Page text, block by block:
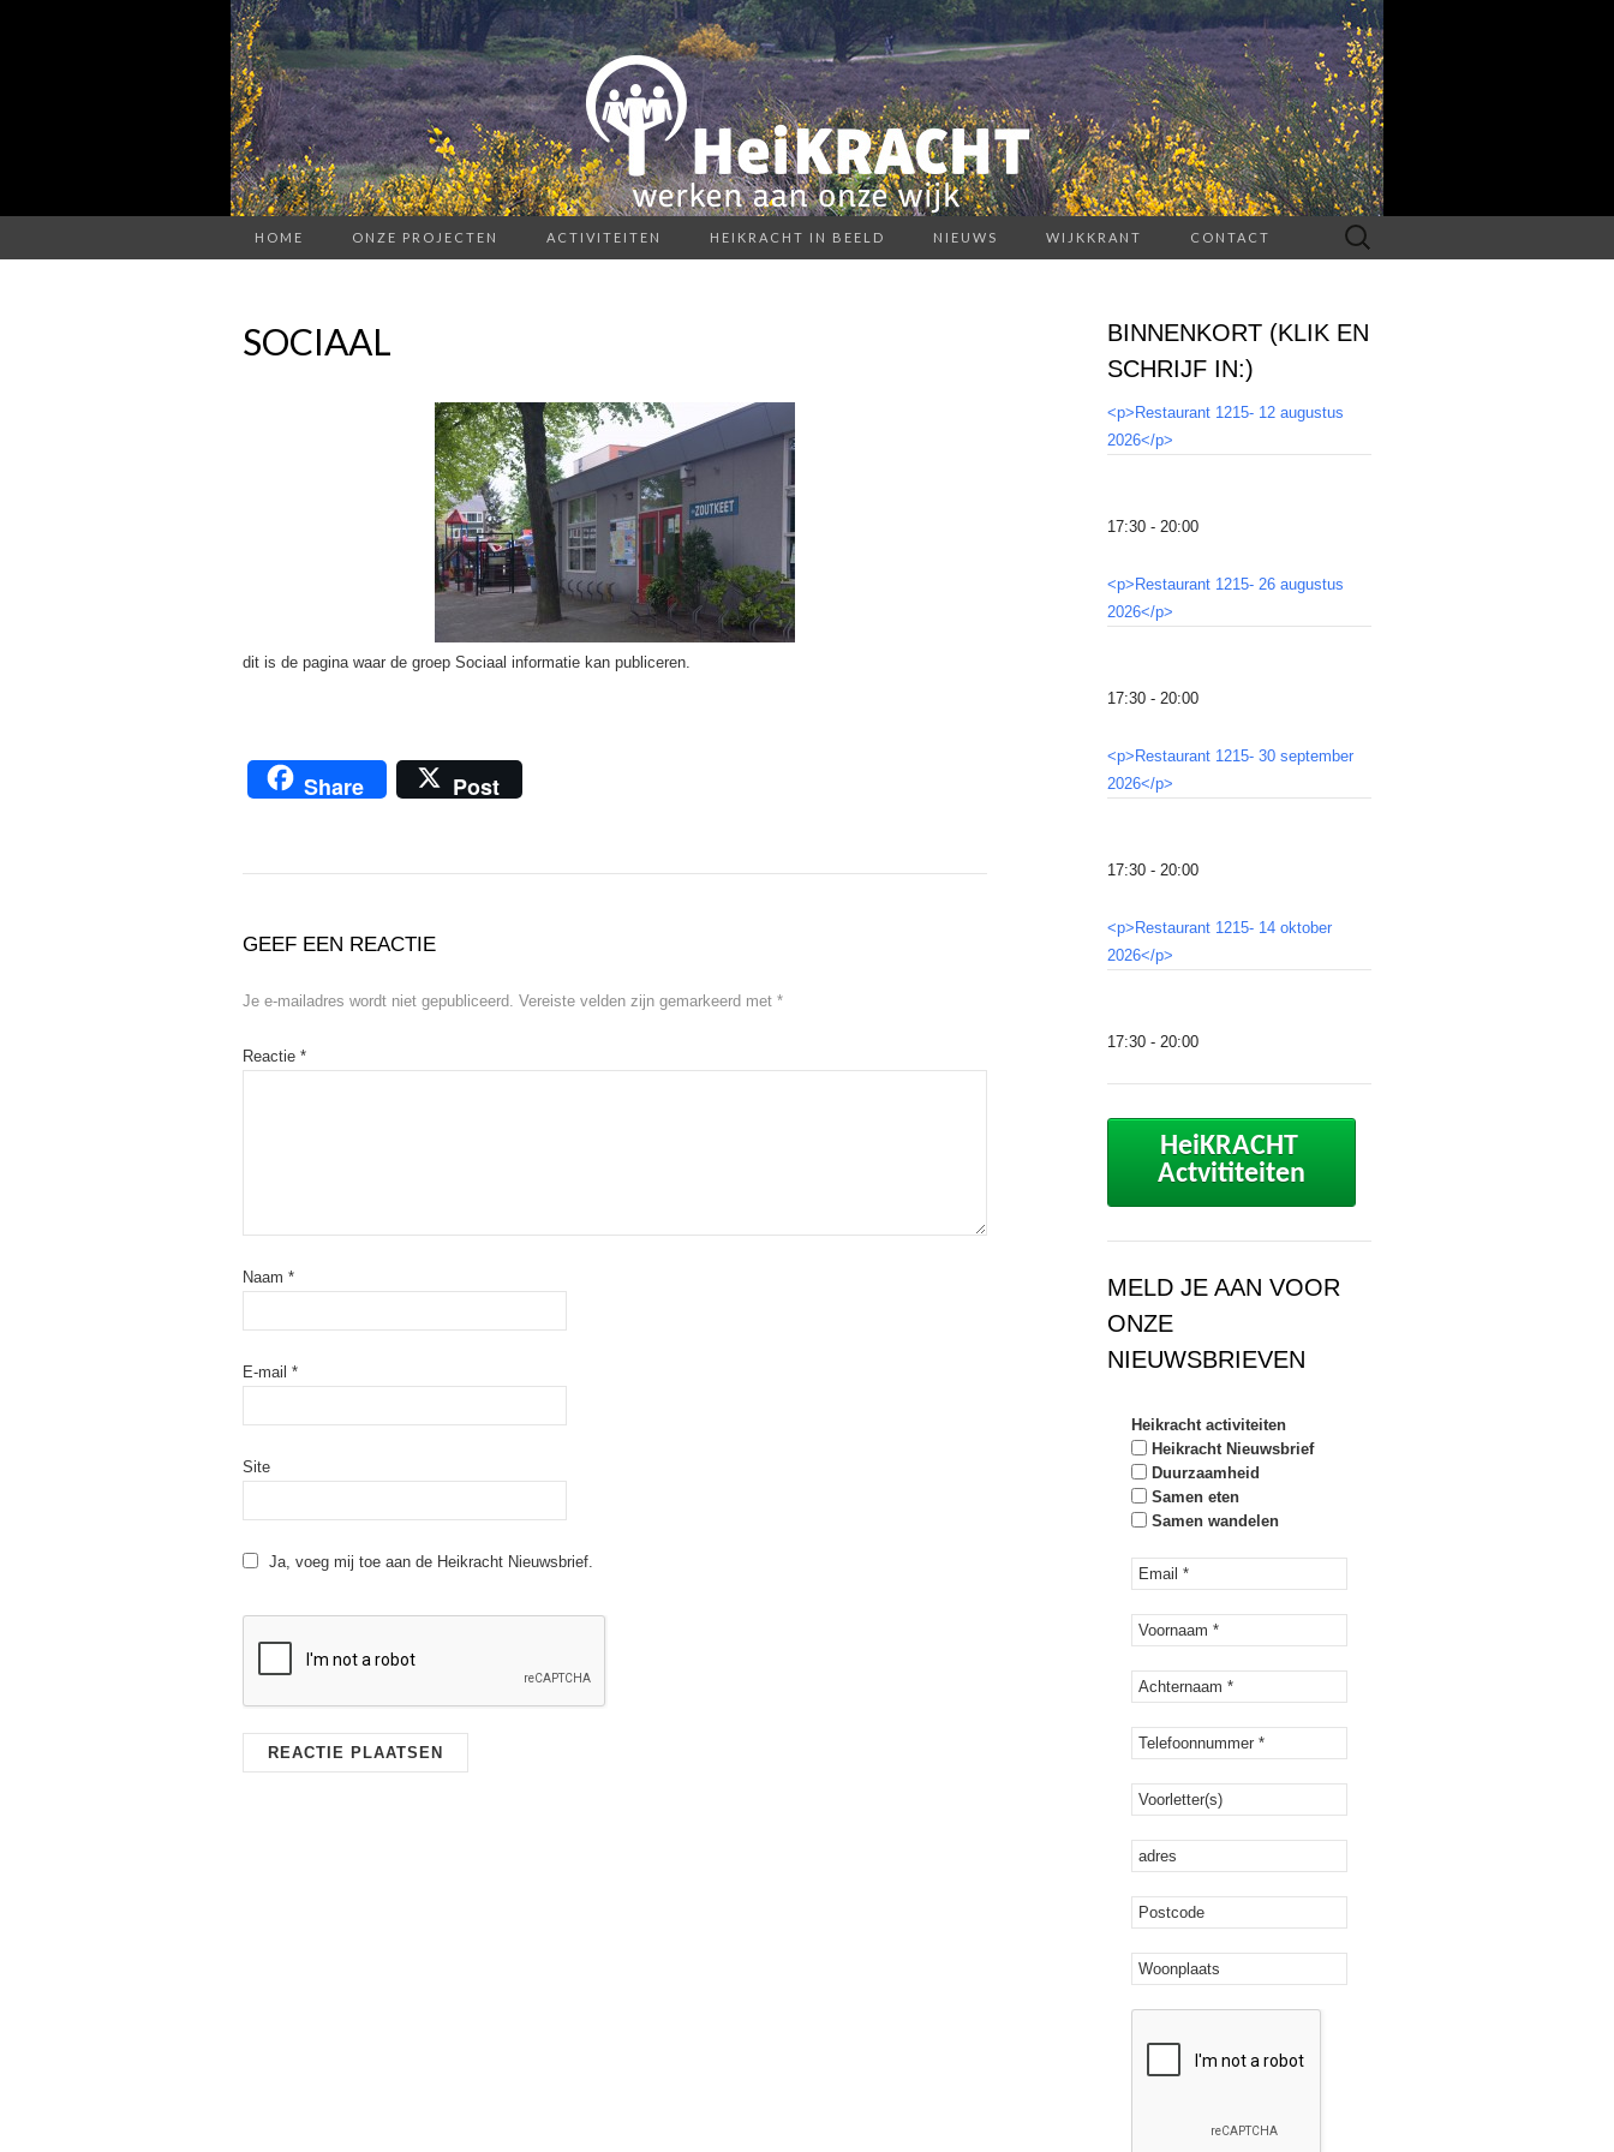
HOME ONZE PROJECTEN ACTIVITEITEN HEIKRACHT IN BEELD NIEUWS WIJKKRANT CONTACT
Zoeken
naar:
SOCIAAL
dit is de pagina waar de groep Sociaal informatie kan publiceren.
Share Post
GEEF EEN REACTIE
Je e-mailadres wordt niet gepubliceerd. Vereiste velden zijn gemarkeerd met *
Reactie *
Naam *
E-mail *
Site
Ja, voeg mij toe aan de Heikracht Nieuwsbrief.
BINNENKORT (KLIK EN
SCHRIJF IN:)
<p>Restaurant 1215- 12 augustus
2026</p>
17:30 - 20:00
<p>Restaurant 1215- 26 augustus
2026</p>
17:30 - 20:00
<p>Restaurant 1215- 30 september
2026</p>
17:30 - 20:00
<p>Restaurant 1215- 14 oktober
2026</p>
17:30 - 20:00
HeiKRACHT
Actvititeiten
MELD JE AAN VOOR
ONZE
NIEUWSBRIEVEN
Heikracht activiteiten
Heikracht Nieuwsbrief
Duurzaamheid
Samen eten
Samen wandelen